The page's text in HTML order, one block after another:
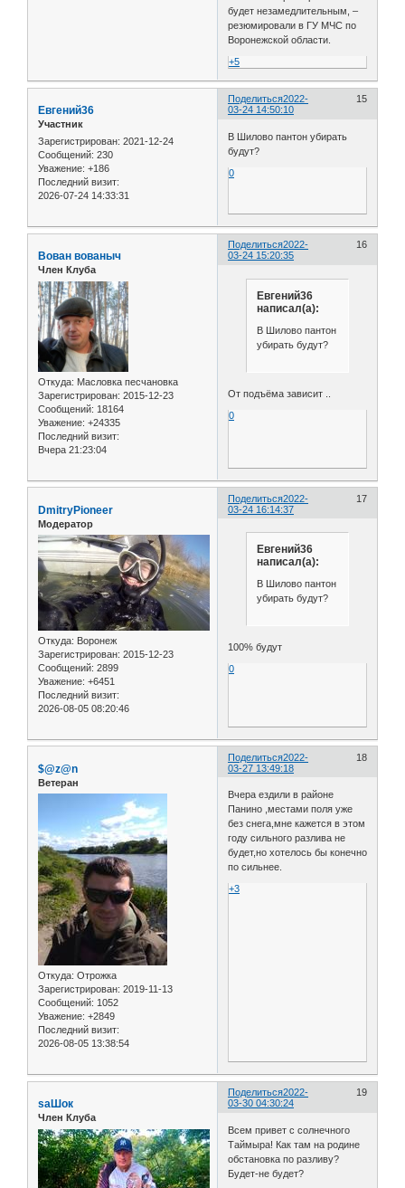
будет незамедлительным, –
резюмировали в ГУ МЧС по
Воронежской области.
+5
Поделиться 15
2022-
03-24 14:50:10
Евгений36
Участник
Зарегистрирован: 2021-12-24
Сообщений: 230
Уважение: +186
Последний визит:
2026-07-24 14:33:31
В Шилово пантон убирать
будут?
0
Поделиться 16
2022-
03-24 15:20:35
Вован вованыч
Член Клуба
Откуда: Масловка песчановка
Зарегистрирован: 2015-12-23
Сообщений: 18164
Уважение: +24335
Последний визит:
Вчера 21:23:04
Евгений36
написал(а):
В Шилово пантон
убирать будут?
От подъёма зависит ..
0
Поделиться 17
2022-
03-24 16:14:37
DmitryPioneer
Модератор
Откуда: Воронеж
Зарегистрирован: 2015-12-23
Сообщений: 2899
Уважение: +6451
Последний визит:
2026-08-05 08:20:46
Евгений36
написал(а):
В Шилово пантон
убирать будут?
100% будут
0
Поделиться 18
2022-
03-27 13:49:18
$@z@n
Ветеран
Откуда: Отрожка
Зарегистрирован: 2019-11-13
Сообщений: 1052
Уважение: +2849
Последний визит:
2026-08-05 13:38:54
Вчера ездили в районе
Панино ,местами поля уже
без снега,мне кажется в этом
году сильного разлива не
будет,но хотелось бы конечно
по сильнее.
+3
Поделиться 19
2022-
03-30 04:30:24
saШок
Член Клуба
Всем привет с солнечного
Таймыра! Как там на родине
обстановка по разливу?
Будет-не будет?